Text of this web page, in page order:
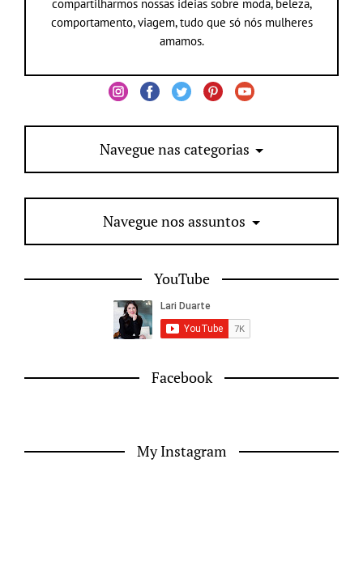
compartilharmos nossas ideias sobre moda, beleza,
comportamento, viagem, tudo que só nós mulheres
amamos.
Navegue nas categorias
Navegue nos assuntos
YouTube
Facebook
My Instagram